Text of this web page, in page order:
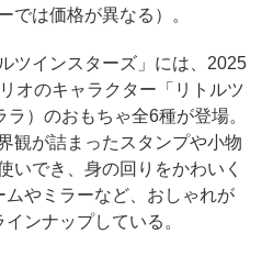
では価格が異なる）。
ツインスターズ」には、2025
オのキャラクター「リトルツ
）のおもちゃ全6種が登場。
観が詰まったスタンプや小物
いでき、身の回りをかわいく
やミラーなど、おしゃれが
ンナップしている。